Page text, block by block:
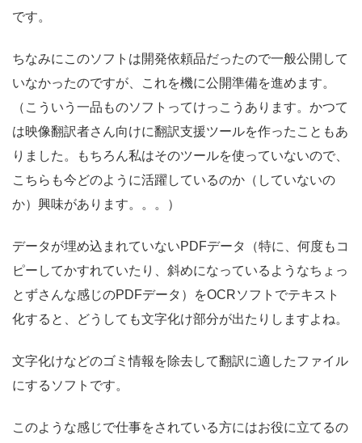
です。
ちなみにこのソフトは開発依頼品だったので一般公開して
いなかったのですが、これを機に公開準備を進めます。
（こういう一品ものソフトってけっこうあります。かつて
は映像翻訳者さん向けに翻訳支援ツールを作ったこともあ
りました。もちろん私はそのツールを使っていないので、
こちらも今どのように活躍しているのか（していないの
か）興味があります。。。）
データが埋め込まれていないPDFデータ（特に、何度もコ
ピーしてかすれていたり、斜めになっているようなちょっ
とずさんな感じのPDFデータ）をOCRソフトでテキスト
化すると、どうしても文字化け部分が出たりしますよね。
文字化けなどのゴミ情報を除去して翻訳に適したファイル
にするソフトです。
このような感じで仕事をされている方にはお役に立てるの